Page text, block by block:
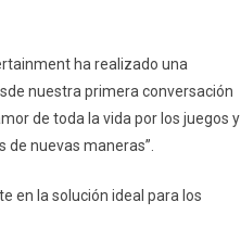
ha realizado una
nuestra primera conversación
de toda la vida por los juegos y
nuevas maneras”.
en la solución ideal para los